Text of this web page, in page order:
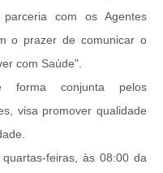
com os Agentes
o prazer de comunicar o
com Saúde".
forma conjunta pelos
visa promover qualidade
feiras, às 08:00 da